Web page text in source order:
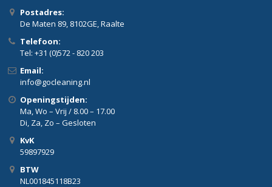
Postadres:
De Maten 89, 8102GE, Raalte
Telefoon:
Tel: +31 (0)572 - 820 203
Email:
info@gocleaning.nl
Openingstijden:
Ma, Wo – Vrij / 8.00 – 17.00
Di, Za, Zo – Gesloten
KvK
59897929
BTW
NL001845118B23